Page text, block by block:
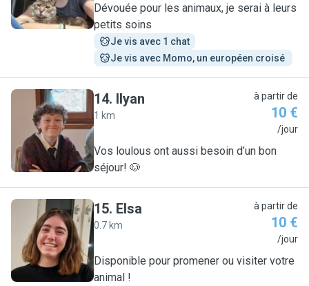
Dévouée pour les animaux, je serai à leurs
petits soins
Je vis avec 1 chat
Je vis avec Momo, un européen croisé
I
14. Ilyan
1 km
à partir de
10 €
/jour
Vos loulous ont aussi besoin d’un bon
séjour! 🐶
E
15. Elsa
0.7 km
à partir de
10 €
/jour
Disponible pour promener ou visiter votre
animal !